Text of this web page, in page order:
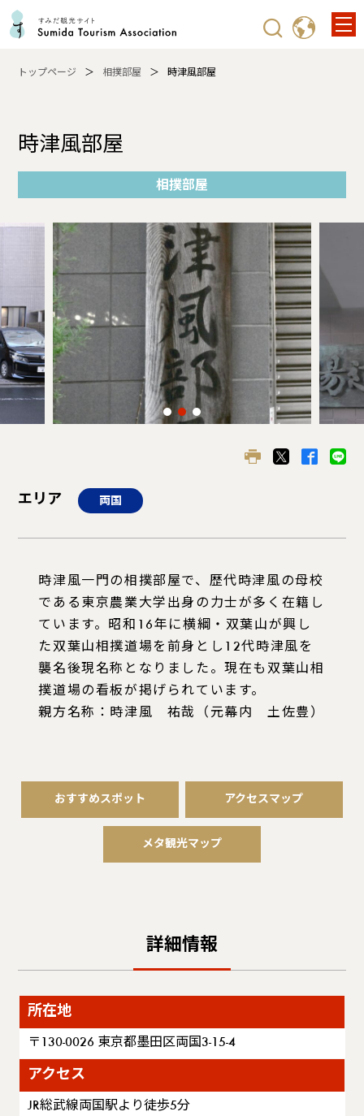
トップページ 相撲部屋 時津風部屋
時津風部屋
相撲部屋
エリア 両国
時津風一門の相撲部屋で、歴代時津風の母校
である東京農業大学出身の力士が多く在籍し
ています。昭和16年に横綱・双葉山が興し
た双葉山相撲道場を前身とし12代時津風を
襲名後現名称となりました。現在も双葉山相
撲道場の看板が掲げられています。
親方名称：時津風 祐哉（元幕内 土佐豊）
おすすめスポット アクセスマップ
メタ観光マップ
詳細情報
所在地
〒130-0026 東京都墨田区両国3-15-4
アクセス
JR総武線両国駅より徒歩5分